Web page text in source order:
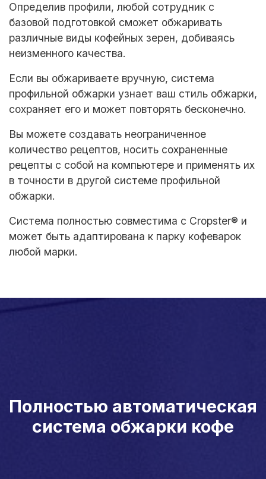
Определив профили, любой сотрудник с
базовой подготовкой сможет обжаривать
различные виды кофейных зерен, добиваясь
неизменного качества.
Если вы обжариваете вручную, система
профильной обжарки узнает ваш стиль обжарки,
сохраняет его и может повторять бесконечно.
Вы можете создавать неограниченное
количество рецептов, носить сохраненные
рецепты с собой на компьютере и применять их
в точности в другой системе профильной
обжарки.
Система полностью совместима с Cropster® и
может быть адаптирована к парку кофеварок
любой марки.
Полностью автоматическая
система обжарки кофе